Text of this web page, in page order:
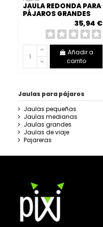
JAULA REDONDA PARA
PÁJAROS GRANDES
35,94 €
Añadir a
carrito
Jaulas para pájaros
Jaulas pequeñas
Jaulas medianas
Jaulas grandes
Jaulas de viaje
Pajareras